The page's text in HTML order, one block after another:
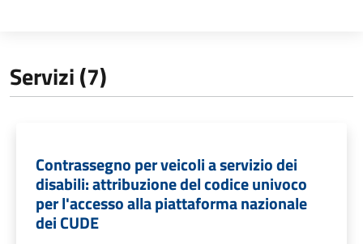
Servizi (7)
Contrassegno per veicoli a servizio dei
disabili: attribuzione del codice univoco
per l'accesso alla piattaforma nazionale
dei CUDE